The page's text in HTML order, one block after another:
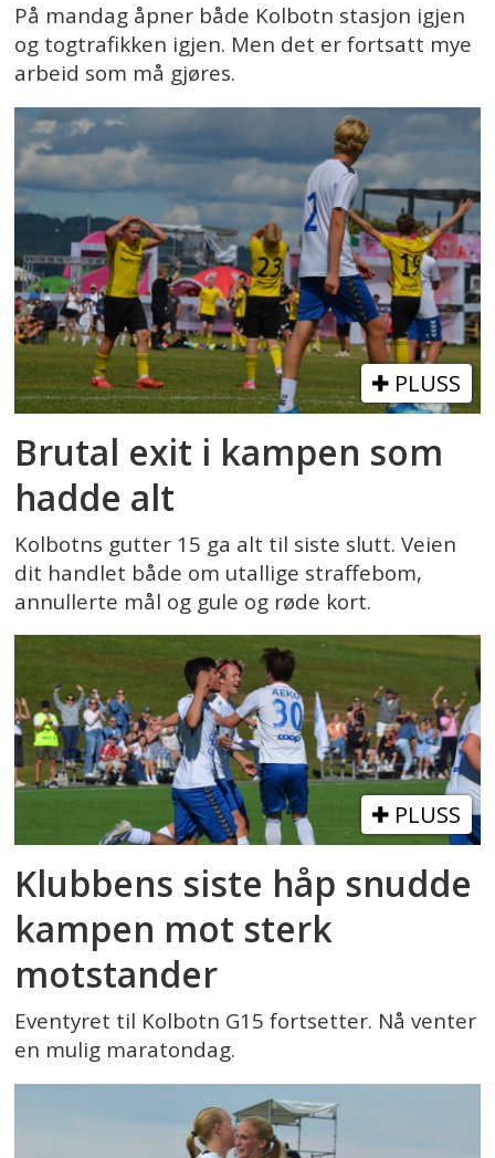
På mandag åpner både Kolbotn stasjon igjen
og togtrafikken igjen. Men det er fortsatt mye
arbeid som må gjøres.
PLUSS
Brutal exit i kampen som
hadde alt
Kolbotns gutter 15 ga alt til siste slutt. Veien
dit handlet både om utallige straffebom,
annullerte mål og gule og røde kort.
PLUSS
Klubbens siste håp snudde
kampen mot sterk
motstander
Eventyret til Kolbotn G15 fortsetter. Nå venter
en mulig maratondag.